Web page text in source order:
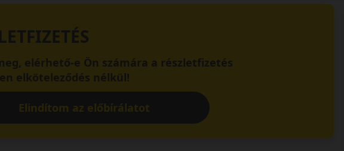
elérhető-e Ön számára a részletfizetés
elköteleződés nélkül!
Elindítom az előbírálatot